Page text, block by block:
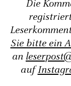
Die
Sie bitte ein
an
auf